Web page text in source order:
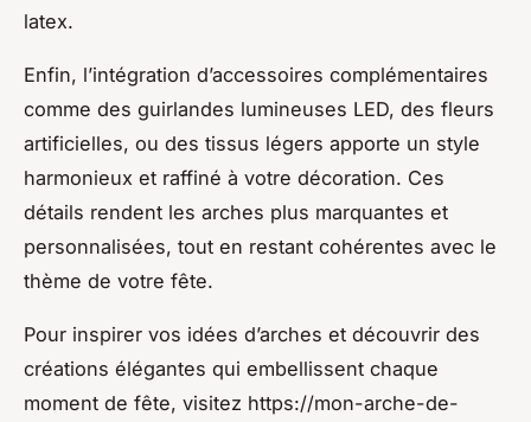
latex.
Enfin, l’intégration d’accessoires complémentaires
comme des guirlandes lumineuses LED, des fleurs
artificielles, ou des tissus légers apporte un style
harmonieux et raffiné à votre décoration. Ces
détails rendent les arches plus marquantes et
personnalisées, tout en restant cohérentes avec le
thème de votre fête.
Pour inspirer vos idées d’arches et découvrir des
créations élégantes qui embellissent chaque
moment de fête, visitez https://mon-arche-de-